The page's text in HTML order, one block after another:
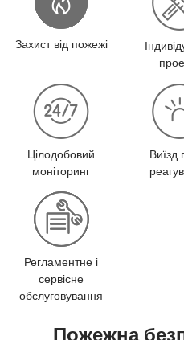
Захист від пожежі
Цілодобовий
моніторинг
Виїзд
Регламентне і
сервісне
обслуговування
Пожежна